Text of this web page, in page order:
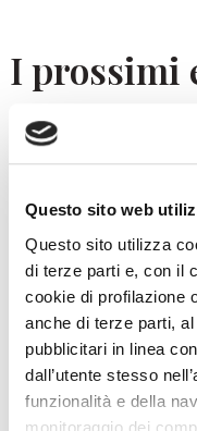
Questo sito web
Questo sito utilizza
di terze parti e, con il
cookie di profilazione
anche di terze parti,
pubblicitari in linea
dall’utente stesso
funzionalità e della
monitoraggio dei
I prossimi
Gli appuntamenti della